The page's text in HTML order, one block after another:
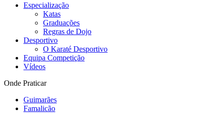
Especialização
Katas
Graduações
Regras de Dojo
Desportivo
O Karaté Desportivo
Equipa Competição
Vídeos
Onde Praticar
Guimarães
Famalicão